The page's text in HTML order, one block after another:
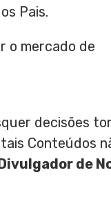
Pais.
o mercado de
decisões
Conteúdos
de